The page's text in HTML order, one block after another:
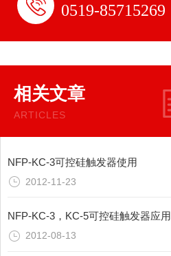
0519-85715269
相关文章
ARTICLES
NFP-KC-3可控硅触发器使用
2012-11-23
NFP-KC-3，KC-5可控硅触发器应用
2012-08-13